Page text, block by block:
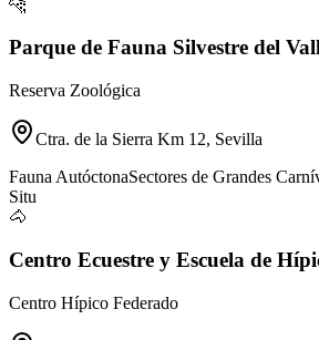
🐆
Parque de Fauna Silvestre del
Reserva Zoológica
Ctra. de la Sierra Km 12, Sevilla
Fauna AutóctonaSectores de Grandes
Situ
🐴
Centro Ecuestre y Escuela de
Centro Hípico Federado